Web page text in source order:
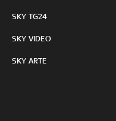
SKY TG24
SKY VIDEO
SKY ARTE